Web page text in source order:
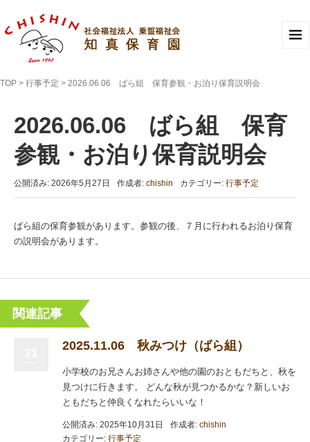
TOP > 行事予定 > 2026.06.06 ばら組 保育参観・お泊り保育説明会
2026.06.06 ばら組 保育
参観・お泊り保育説明会
公開済み: 2026年5月27日 作成者: chishin カテゴリー: 行事予定
ばら組の保育参観があります。参観の後、７月に行われるお泊り保育
の説明会があります。
関連記事
2025.11.06 秋みつけ（ばら組）
小学校のお兄さんお姉さんや他の園のおともだちと、秋を
見つけに行きます。 どんな秋が見つかるかな？新しいお
ともだちと仲良くなれたらいいな！
公開済み: 2025年10月31日 作成者: chishin
カテゴリー: 行事予定